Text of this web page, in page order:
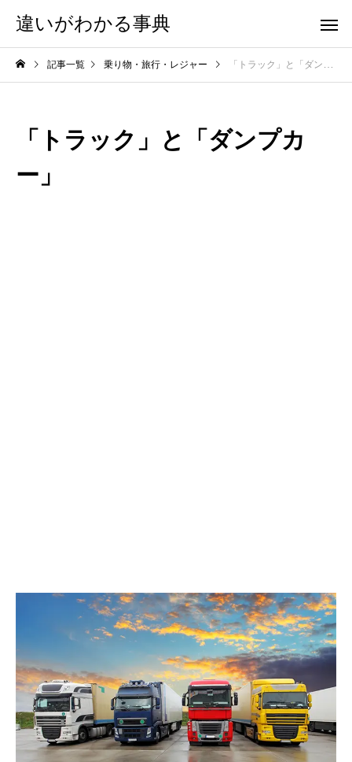
違いがわかる事典
記事一覧 乗り物・旅行・レジャー 「トラック」と「ダンプカー」
「トラック」と「ダンプカ
ー」